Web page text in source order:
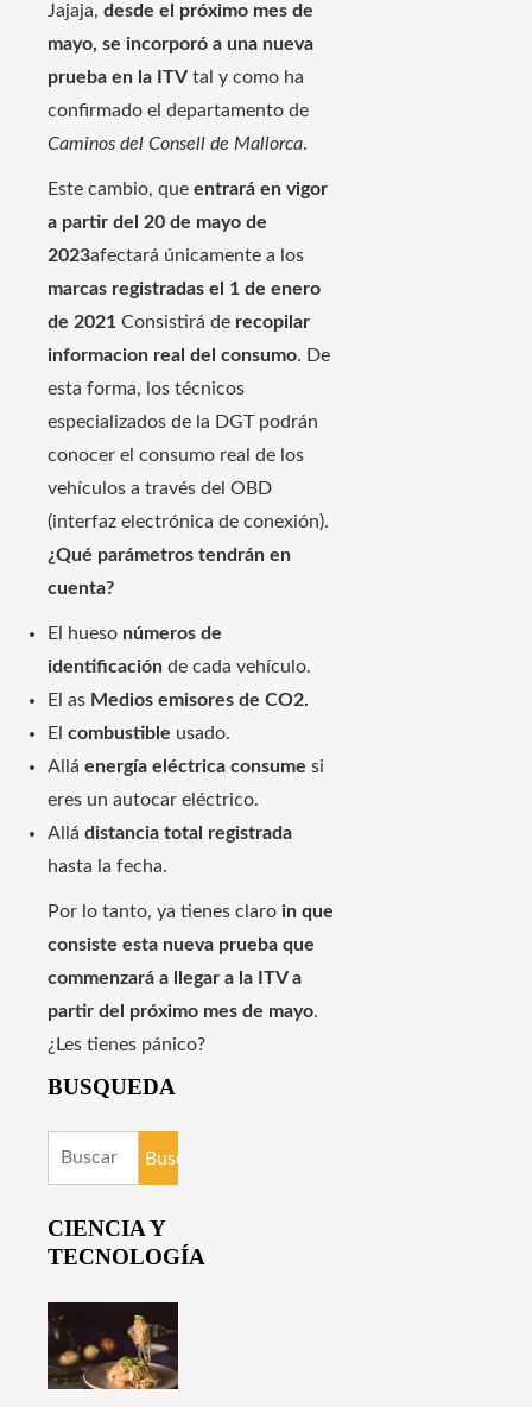
Jajaja, desde el próximo mes de
mayo, se incorporó a una nueva
prueba en la ITV tal y como ha
confirmado el departamento de
Caminos del Consell de Mallorca.
Este cambio, que entrará en vigor
a partir del 20 de mayo de
2023afectará únicamente a los
marcas registradas el 1 de enero
de 2021 Consistirá de recopilar
informacion real del consumo. De
esta forma, los técnicos
especializados de la DGT podrán
conocer el consumo real de los
vehículos a través del OBD
(interfaz electrónica de conexión).
¿Qué parámetros tendrán en
cuenta?
El hueso números de
identificación de cada vehículo.
El as Medios emisores de CO2.
El combustible usado.
Allá energía eléctrica consume si
eres un autocar eléctrico.
Allá distancia total registrada
hasta la fecha.
Por lo tanto, ya tienes claro in que
consiste esta nueva prueba que
commenzará a llegar a la ITV a
partir del próximo mes de mayo.
¿Les tienes pánico?
BUSQUEDA
Buscar:
CIENCIA Y
TECNOLOGÍA